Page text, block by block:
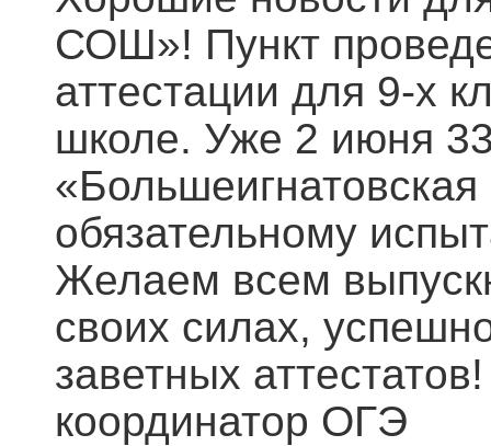
СОШ»! Пункт
аттестации для 9-х
школе. Уже 2 июня
обязательному
Желаем всем
своих силах,
заветных
координатор ОГЭ